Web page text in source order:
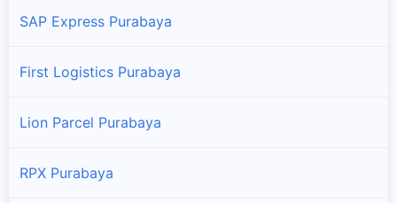
SAP Express Purabaya
First Logistics Purabaya
Lion Parcel Purabaya
RPX Purabaya